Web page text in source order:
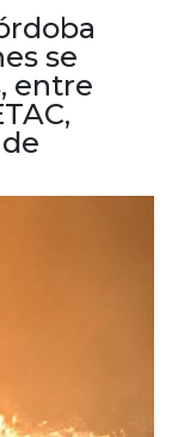
se
entre